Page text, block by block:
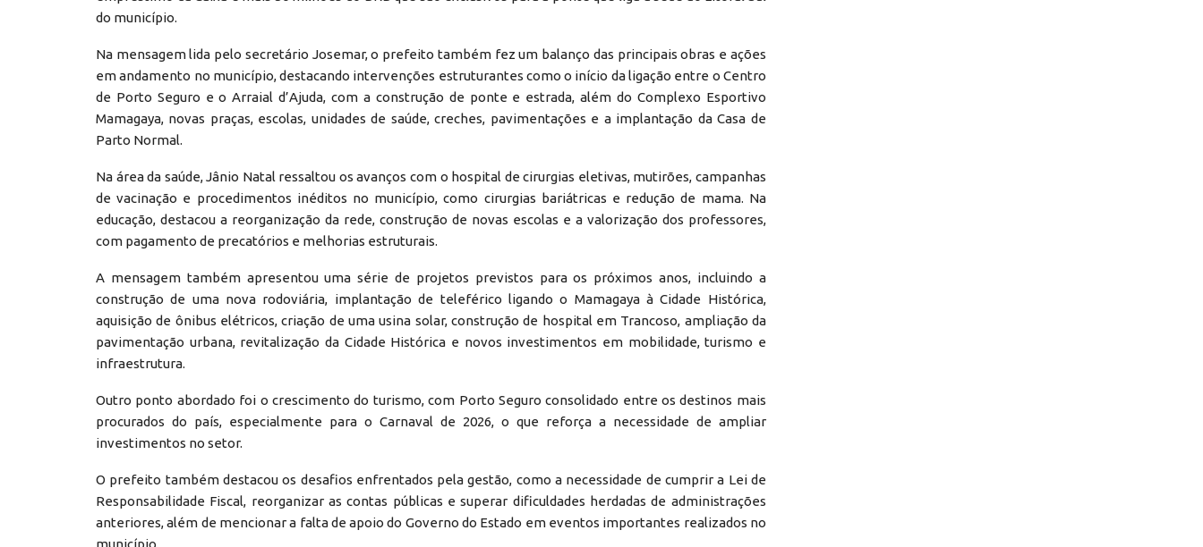
do município.
Na mensagem lida pelo secretário Josemar, o prefeito também fez um balanço das principais obras e ações
em andamento no município, destacando intervenções estruturantes como o início da ligação entre o Centro
de Porto Seguro e o Arraial d’Ajuda, com a construção de ponte e estrada, além do Complexo Esportivo
Mamagaya, novas praças, escolas, unidades de saúde, creches, pavimentações e a implantação da Casa de
Parto Normal.
Na área da saúde, Jânio Natal ressaltou os avanços com o hospital de cirurgias eletivas, mutirões, campanhas
de vacinação e procedimentos inéditos no município, como cirurgias bariátricas e redução de mama. Na
educação, destacou a reorganização da rede, construção de novas escolas e a valorização dos professores,
com pagamento de precatórios e melhorias estruturais.
A mensagem também apresentou uma série de projetos previstos para os próximos anos, incluindo a
construção de uma nova rodoviária, implantação de teleférico ligando o Mamagaya à Cidade Histórica,
aquisição de ônibus elétricos, criação de uma usina solar, construção de hospital em Trancoso, ampliação da
pavimentação urbana, revitalização da Cidade Histórica e novos investimentos em mobilidade, turismo e
infraestrutura.
Outro ponto abordado foi o crescimento do turismo, com Porto Seguro consolidado entre os destinos mais
procurados do país, especialmente para o Carnaval de 2026, o que reforça a necessidade de ampliar
investimentos no setor.
O prefeito também destacou os desafios enfrentados pela gestão, como a necessidade de cumprir a Lei de
Responsabilidade Fiscal, reorganizar as contas públicas e superar dificuldades herdadas de administrações
anteriores, além de mencionar a falta de apoio do Governo do Estado em eventos importantes realizados no
município.